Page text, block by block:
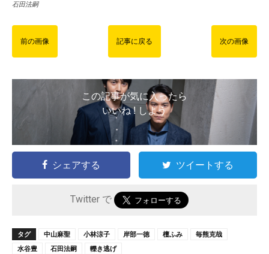
石田法嗣
前の画像 記事に戻る 次の画像
この記事が気に入ったら
いいね ! しよう
シェアする ツイートする
Twitter で
タグ 中山麻聖 小林涼子 岸部一徳 檀ふみ
毎熊克哉
水谷豊
石田法嗣 轢き逃げ